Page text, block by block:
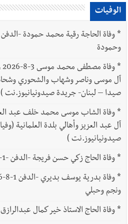
الوفيات
*
وحمودة
*
آل موسى وناصر وشهاب والشحوري
صيدا – لبنان- جريدة صيدونيانيوز.نت )
*
آل عبد العزيز وأهالي بلدة العلمانية
صيدونيانيوز.نت )
*وفاة الحاج زكي حسن فريجة -الدفن -1-8-2026
*
ونجم وحبلي
*وفاة الحاج الاستاذ خير كمال عبدالرازق (أبو